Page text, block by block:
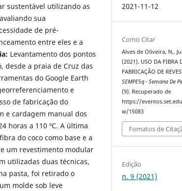
sustentável utilizando as
sua
de pré-
entre eles e a
Levantamento dos pontos
desde a praia de Cruz das
do Google Earth
e
de fabricação do
e cardagem manual dos
horas a 110 ºC. A última
do coco como base e a
um revestimento modular
utilizadas duas técnicas,
pasta, foi retirado o
molde sob leve
2021-11-12
Como Citar
Alves de Oliveira, N.,
(2021). USO DA FIBRA
FABRICAÇÃO DE
SEMPESq - Semana De
(9). Recuperado de
https://
w/15083
Fomatos de
Edição
n. 9 (2021)